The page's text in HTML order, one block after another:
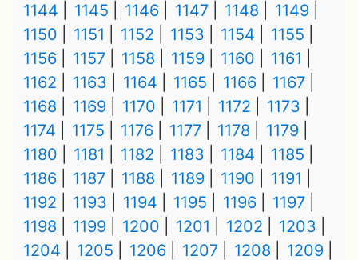
1144
1145 1146 1147 1148
1149
1150
1151 1152 1153 1154
1155
1156
1157 1158 1159 1160
1161
1162
1163 1164 1165 1166
1167
1168
1169 1170 1171 1172
1173
1174
1175 1176 1177 1178
1179
1180
1181 1182 1183 1184
1185
1186
1187 1188 1189 1190
1191
1192
1193 1194 1195 1196
1197
1198
1199 1200 1201 1202
1203
1204
1205 1206 1207 1208
1209